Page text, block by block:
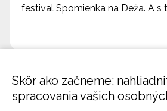
festival Spomienka na Deža. A s
Skôr ako začneme:
spracovania vašich